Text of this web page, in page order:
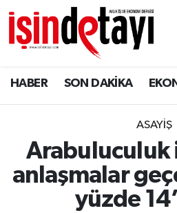
HABER SON DAKİKA
ASAYİŞ
Arabuluculuk
anlaşmalar
yüzde
DÜNYA
Eğitim
ENERJİ HABERİ
GAYRİMENKUL
Nöbetçi Eczaneler
Hava Durumu
İstanbul Namaz Vakitleri
Trafik Durumu
Süper Lig Puan Durumu